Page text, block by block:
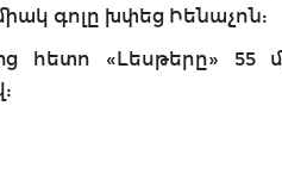
գոլը խփեց Իենաչոն:
հետո «Լեսթերը» 55